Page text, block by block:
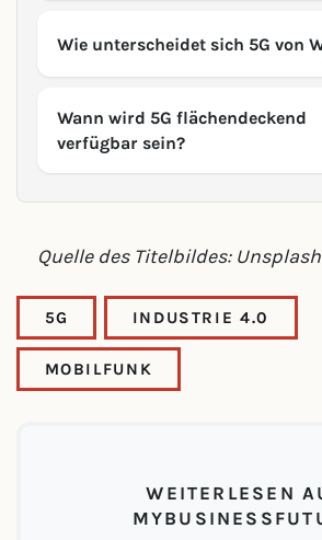
Wie unterscheidet sich 5G von
Wann wird 5G flächendeckend
verfügbar sein?
Quelle des Titelbildes:
5G INDUSTRIE 4.0
MOBILFUNK
WEITERLESEN